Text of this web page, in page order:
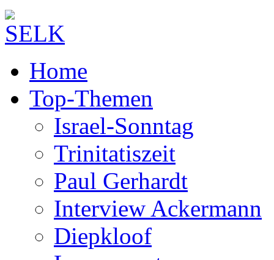
Home
Top-Themen
Israel-Sonntag
Trinitatiszeit
Paul Gerhardt
Interview Ackermann
Diepkloof